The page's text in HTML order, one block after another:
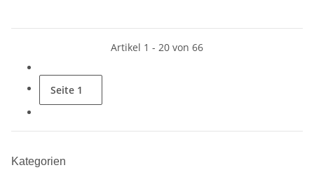
Artikel 1 - 20 von 66
Seite 1
Kategorien